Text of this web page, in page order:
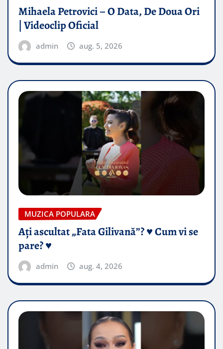
Mihaela Petrovici – O Data, De Doua Ori
| Videoclip Oficial
admin aug. 5, 2026
MUZICA POPULARA
Ați ascultat „Fata Gilivană”? ♥️ Cum vi se
pare? ♥️
admin aug. 4, 2026